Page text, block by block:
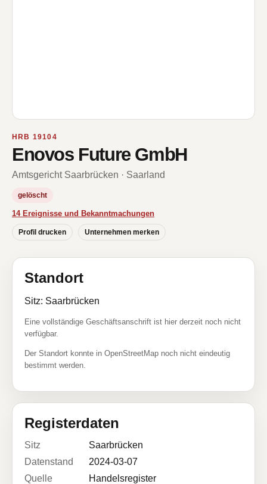
HRB 19104
Enovos Future GmbH
Amtsgericht Saarbrücken · Saarland
gelöscht
14 Ereignisse und Bekanntmachungen
Profil drucken Unternehmen merken
Standort
Sitz: Saarbrücken
Eine vollständige Geschäftsanschrift ist hier derzeit noch nicht
verfügbar.
Der Standort konnte in OpenStreetMap noch nicht eindeutig
bestimmt werden.
Registerdaten
Sitz
Saarbrücken
Datenstand
2024-03-07
Quelle
Handelsregister